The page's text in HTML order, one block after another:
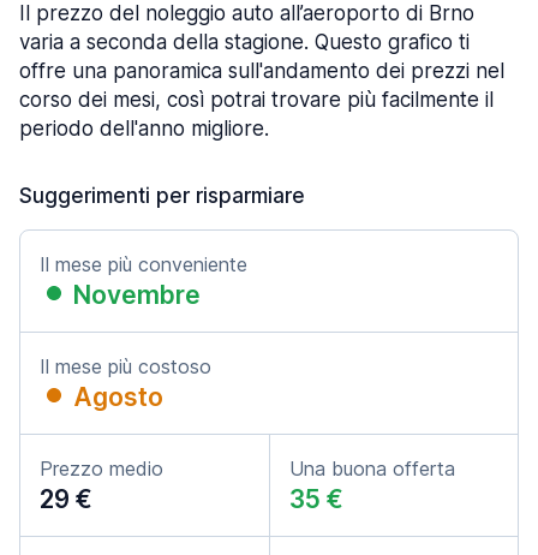
Il prezzo del noleggio auto all’aeroporto di Brno
varia a seconda della stagione. Questo grafico ti
offre una panoramica sull'andamento dei prezzi nel
corso dei mesi, così potrai trovare più facilmente il
periodo dell'anno migliore.
Suggerimenti per risparmiare
Il mese più conveniente
Novembre
Il mese più costoso
Agosto
Prezzo medio
29 €
Una buona offerta
35 €